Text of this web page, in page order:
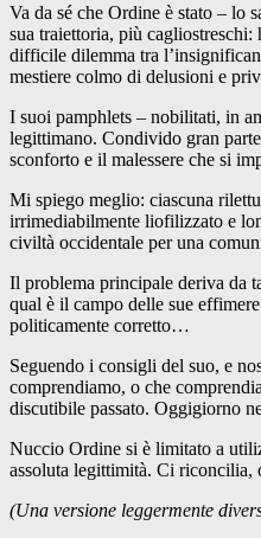
Va da sé che Ordine è stato – lo
sua traiettoria, più
difficile dilemma tra
mestiere colmo di delusioni e
I suoi pamphlets – nobilitati, in
legittimano. Condivido gran
sconforto e il malessere che si
Mi spiego meglio: ciascuna
irrimediabilmente liofilizzato e
civiltà occidentale per una
Il problema principale deriva da
qual è il campo delle sue
politicamente corretto…
Seguendo i consigli del suo, e
comprendiamo, o che
discutibile passato. Oggigiorno
Nuccio Ordine si è limitato a
assoluta legittimità. Ci riconcilia,
(Una versione leggermente